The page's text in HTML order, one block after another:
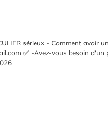
sérieux - Comment avoir
✅ -Avez-vous besoin